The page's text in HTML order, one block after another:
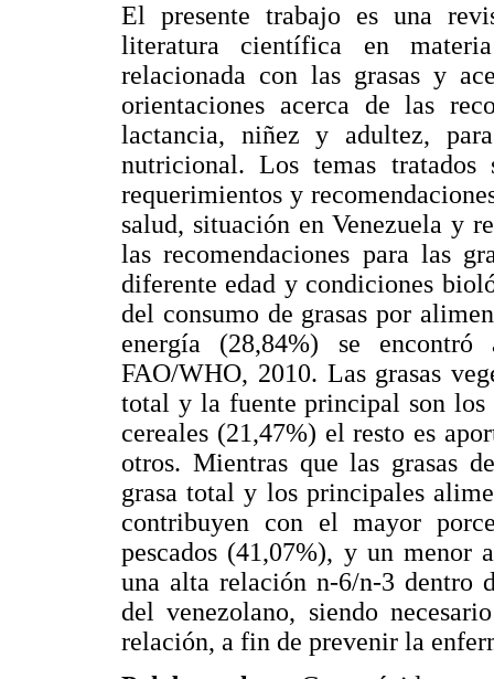
El presente trabajo es una
literatura científica en
relacionada con las grasas y
orientaciones acerca de las
lactancia, niñez y adultez,
nutricional. Los temas tratados
requerimientos y
salud, situación en Venezuela y
las recomendaciones para las
diferente edad y condiciones
del consumo de grasas por
energía (28,84%) se
FAO/WHO, 2010. Las grasas
total y la fuente principal son los
cereales (21,47%) el resto es
otros. Mientras que las grasas
grasa total y los principales
contribuyen con el mayor
pescados (41,07%), y un menor
una alta relación n-6/n-3 dentro
del venezolano, siendo
relación, a fin de prevenir la